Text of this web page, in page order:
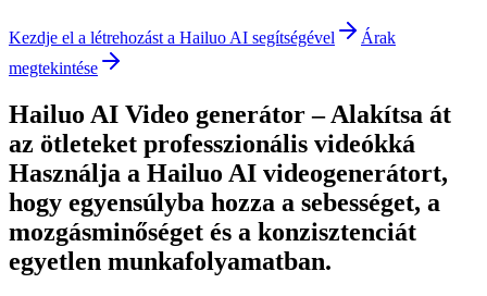
Kezdje el a létrehozást a Hailuo AI segítségével
Árak
megtekintése
Hailuo AI Video generátor – Alakítsa át
az ötleteket professzionális videókká
Használja a Hailuo AI videogenerátort,
hogy egyensúlyba hozza a sebességet, a
mozgásminőséget és a konzisztenciát
egyetlen munkafolyamatban.